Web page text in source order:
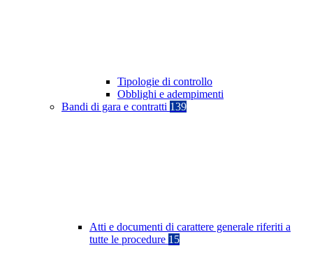
Tipologie di controllo
Obblighi e adempimenti
Bandi di gara e contratti 139
Atti e documenti di carattere generale riferiti a
tutte le procedure 15